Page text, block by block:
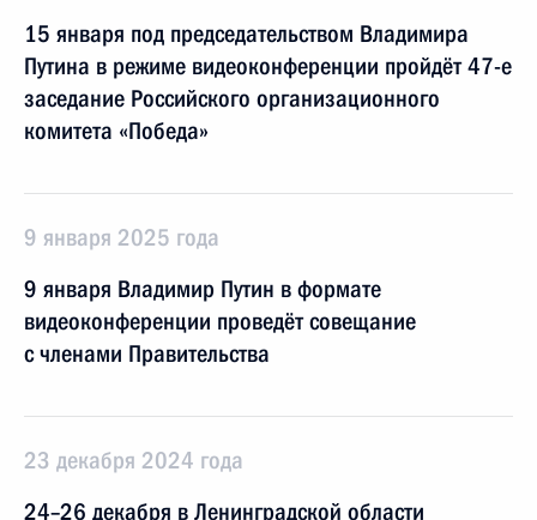
15 января под председательством Владимира
Путина в режиме видеоконференции пройдёт 47-е
заседание Российского организационного
комитета «Победа»
9 января 2025 года
9 января Владимир Путин в формате
видеоконференции проведёт совещание
с членами Правительства
23 декабря 2024 года
24–26 декабря в Ленинградской области